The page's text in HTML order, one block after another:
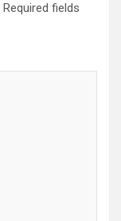
Required fields